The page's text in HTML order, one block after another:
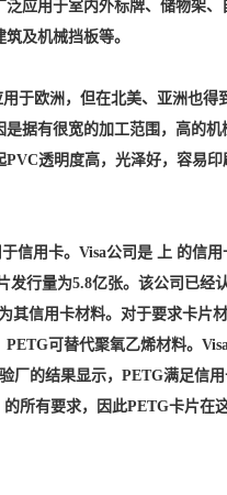
泛应用于室内外标牌、储物架、
及机械挡板等。
于欧洲，但在北美、亚洲也得
是据有很宽的加工范围，高的机
PVC透明度高，光泽好，容易印
信用卡。Visa公司是 上 的信用
发行量为5.8亿张。该公司已经
其信用卡材料。对于要求卡片
PETG可替代聚氧乙烯材料。
厂的结果显示，PETG满足信
的所有要求，因此PETG卡片在